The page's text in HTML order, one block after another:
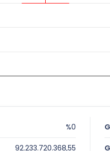
%0
92.233.720.368,55